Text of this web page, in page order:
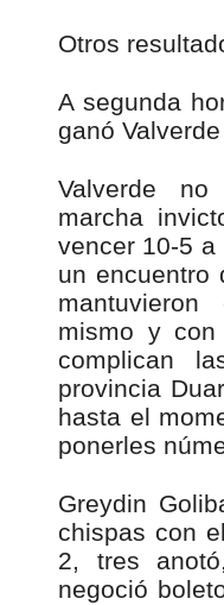
Otros
A segunda
ganó
Valverde
marcha
vencer 10-5 a
un encuentro
mismo y
complican
provincia
hasta el
ponerles
Greydin
chispas con
2, tres
negoció